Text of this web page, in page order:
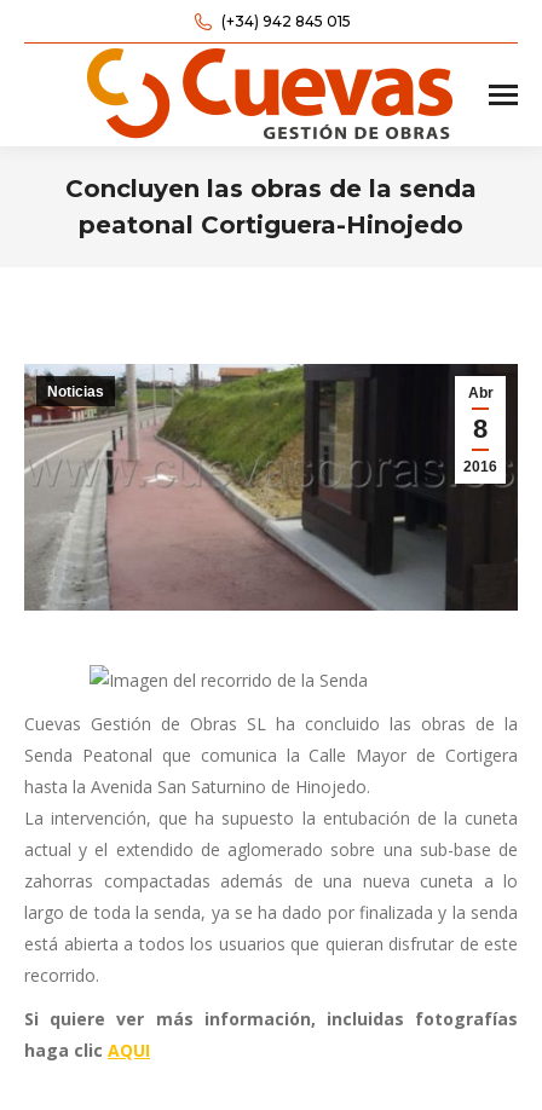
(+34) 942 845 015
Concluyen las obras de la senda
peatonal Cortiguera-Hinojedo
Abr
8
2016
Noticias
Cuevas Gestión de Obras SL ha concluido las obras de la
Senda Peatonal que comunica la Calle Mayor de Cortigera
hasta la Avenida San Saturnino de Hinojedo.
La intervención, que ha supuesto la entubación de la cuneta
actual y el extendido de aglomerado sobre una sub-base de
zahorras compactadas además de una nueva cuneta a lo
largo de toda la senda, ya se ha dado por finalizada y la senda
está abierta a todos los usuarios que quieran disfrutar de este
recorrido.
Si quiere ver más información, incluidas fotografías
haga clic AQUI